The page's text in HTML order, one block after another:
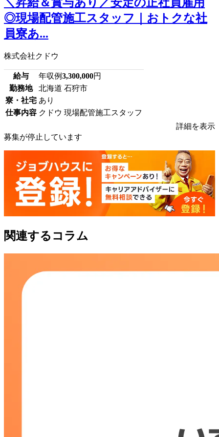
◎現場配管施工スタッフ｜おトクな社
員寮あ...
株式会社クドウ
給与 年収例3,300,000円
勤務地
北海道 石狩市
寮・社宅 あり
仕事内容 クドウ 現場配管施工スタッフ
詳細を表示
募集が停止しています
関連するコラム